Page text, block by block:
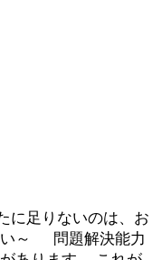
に足りないのは、お
い～ 問題解決能力